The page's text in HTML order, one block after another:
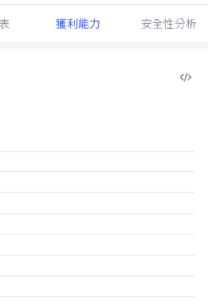
獲利能力 安全性分析